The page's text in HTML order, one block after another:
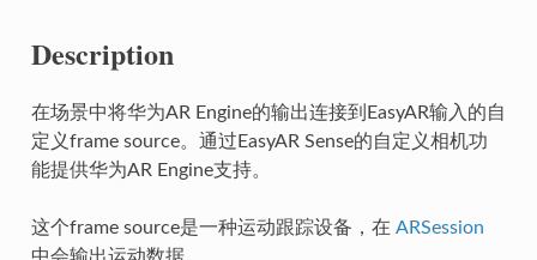
Description
在场景中将华为AR Engine的输出连接到EasyAR输入的自
定义frame source。通过EasyAR Sense的自定义相机功
能提供华为AR Engine支持。
这个frame source是一种运动跟踪设备，在 ARSession
中会输出运动数据。